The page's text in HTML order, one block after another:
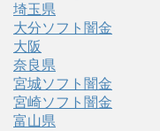
埼玉県
大分ソフト闇金
大阪
奈良県
宮城ソフト闇金
宮崎ソフト闇金
富山県